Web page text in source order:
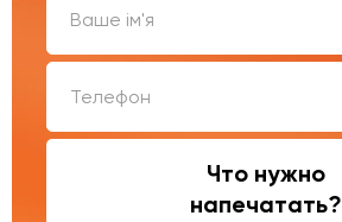
Что нужно
напечатать?